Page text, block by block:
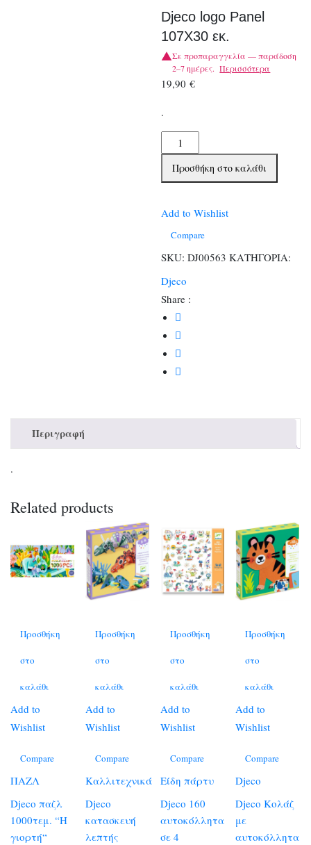
Djeco logo Panel
107Χ30 εκ.
Σε προπαραγγελία — παράδοση
2–7 ημέρες. Περισσότερα
19,90€
.
Djeco
logo
Panel
εκ.
ποσότητα
Προσθήκη στο καλάθι
Add to Wishlist
Compare
SKU: DJ00563 ΚΑΤΗΓΟΡΙΑ:
Djeco
Share :
Περιγραφή
.
Related products
Προσθήκη
στο
καλάθι
Add to
Wishlist
Compare
ΠΑΖΛ
Djeco παζλ
1000τεμ. “Η
γιορτή“
Προσθήκη
στο
καλάθι
Add to
Wishlist
Compare
Καλλιτεχνικά
Djeco
κατασκευή
λεπτής
Προσθήκη
στο
καλάθι
Add to
Wishlist
Compare
Είδη πάρτυ
Djeco 160
αυτοκόλλητα
σε 4
Προσθήκη
στο
καλάθι
Add to
Wishlist
Compare
Djeco
Djeco Κολάζ
με
αυτοκόλλητα